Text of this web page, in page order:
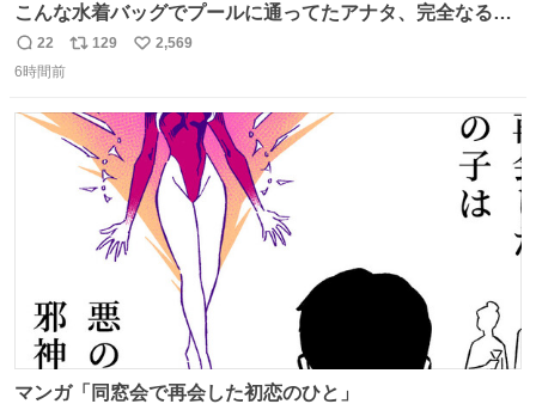
こんな水着バッグでプールに通ってたアナタ、完全なる同
世代（笑） #70年代 #80年代 #昭和レトロ
返
信
22
リ
ト
数
129
い
数
2,569
6時間前
マンガ「同窓会で再会した初恋のひと」